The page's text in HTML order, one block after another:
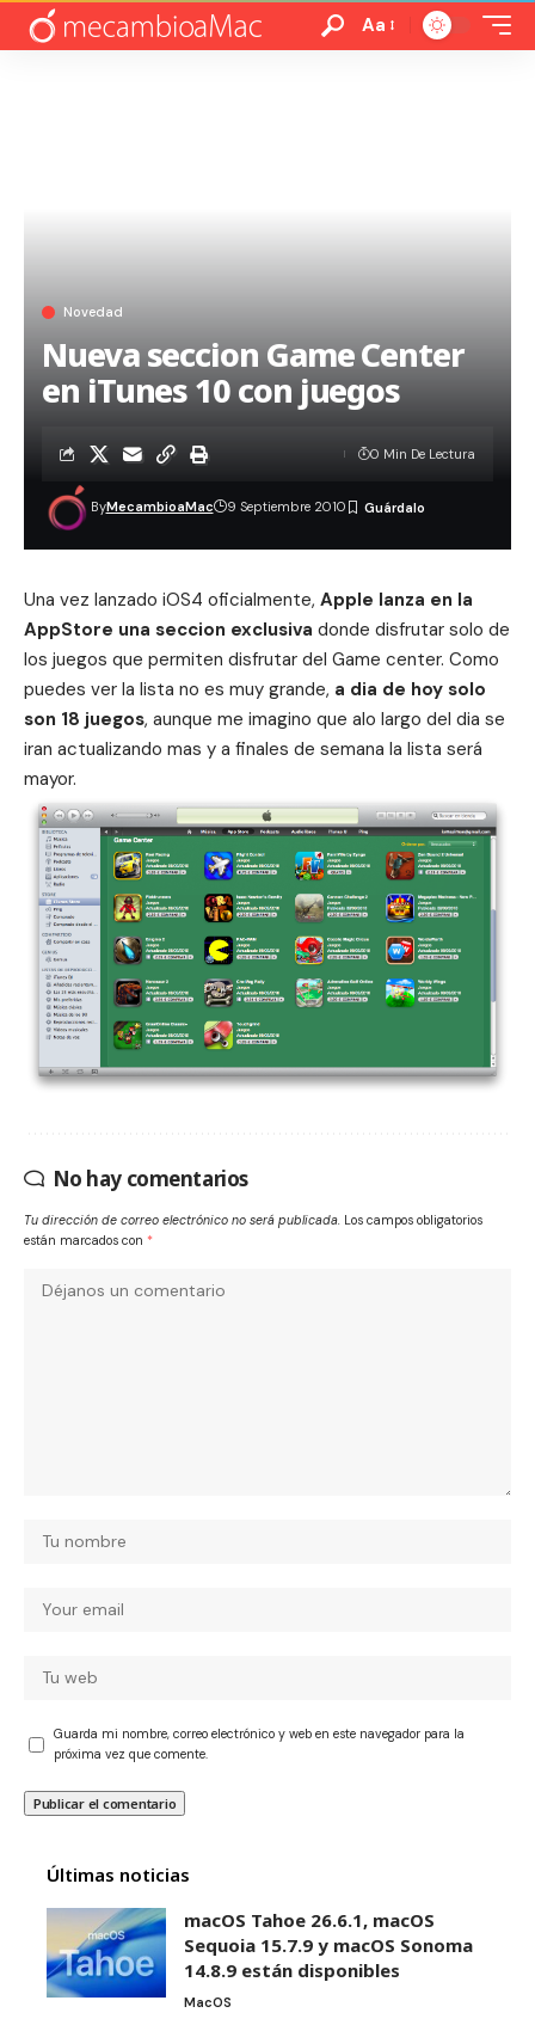
Aa
Novedad
Nueva seccion Game Center
en iTunes 10 con juegos
ByMecambioaMac 9 Septiembre 2010
0 Min De Lectura
Una vez lanzado iOS4 oficialmente, Apple lanza en la
AppStore una seccion exclusiva donde disfrutar solo de
los juegos que permiten disfrutar del Game center. Como
puedes ver la lista no es muy grande, a dia de hoy solo
son 18 juegos, aunque me imagino que alo largo del dia se
iran actualizando mas y a finales de semana la lista será
mayor.
No hay comentarios
Tu dirección de correo electrónico no será publicada. Los campos obligatorios
están marcados con *
Guarda mi nombre, correo electrónico y web en este navegador para la
próxima vez que comente.
Últimas noticias
macOS Tahoe 26.6.1, macOS
Sequoia 15.7.9 y macOS Sonoma
14.8.9 están disponibles
MacOS